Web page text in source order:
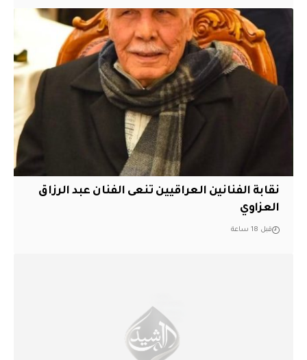
نقابة الفنانين العراقيين تنعى الفنان عبد الرزاق
العزاوي
قبل 18 ساعة